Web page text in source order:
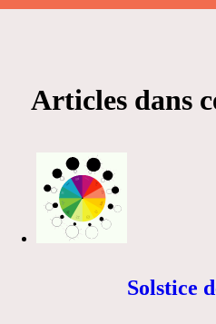
Articles dans
Solstice